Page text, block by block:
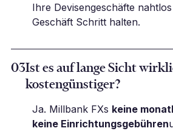
Ihre Devisengeschäfte
Geschäft Schritt halten.
03Ist es auf lange Sicht
kostengünstiger?
Ja. Millbank FXs keine
keine Einrichtungsgebühren